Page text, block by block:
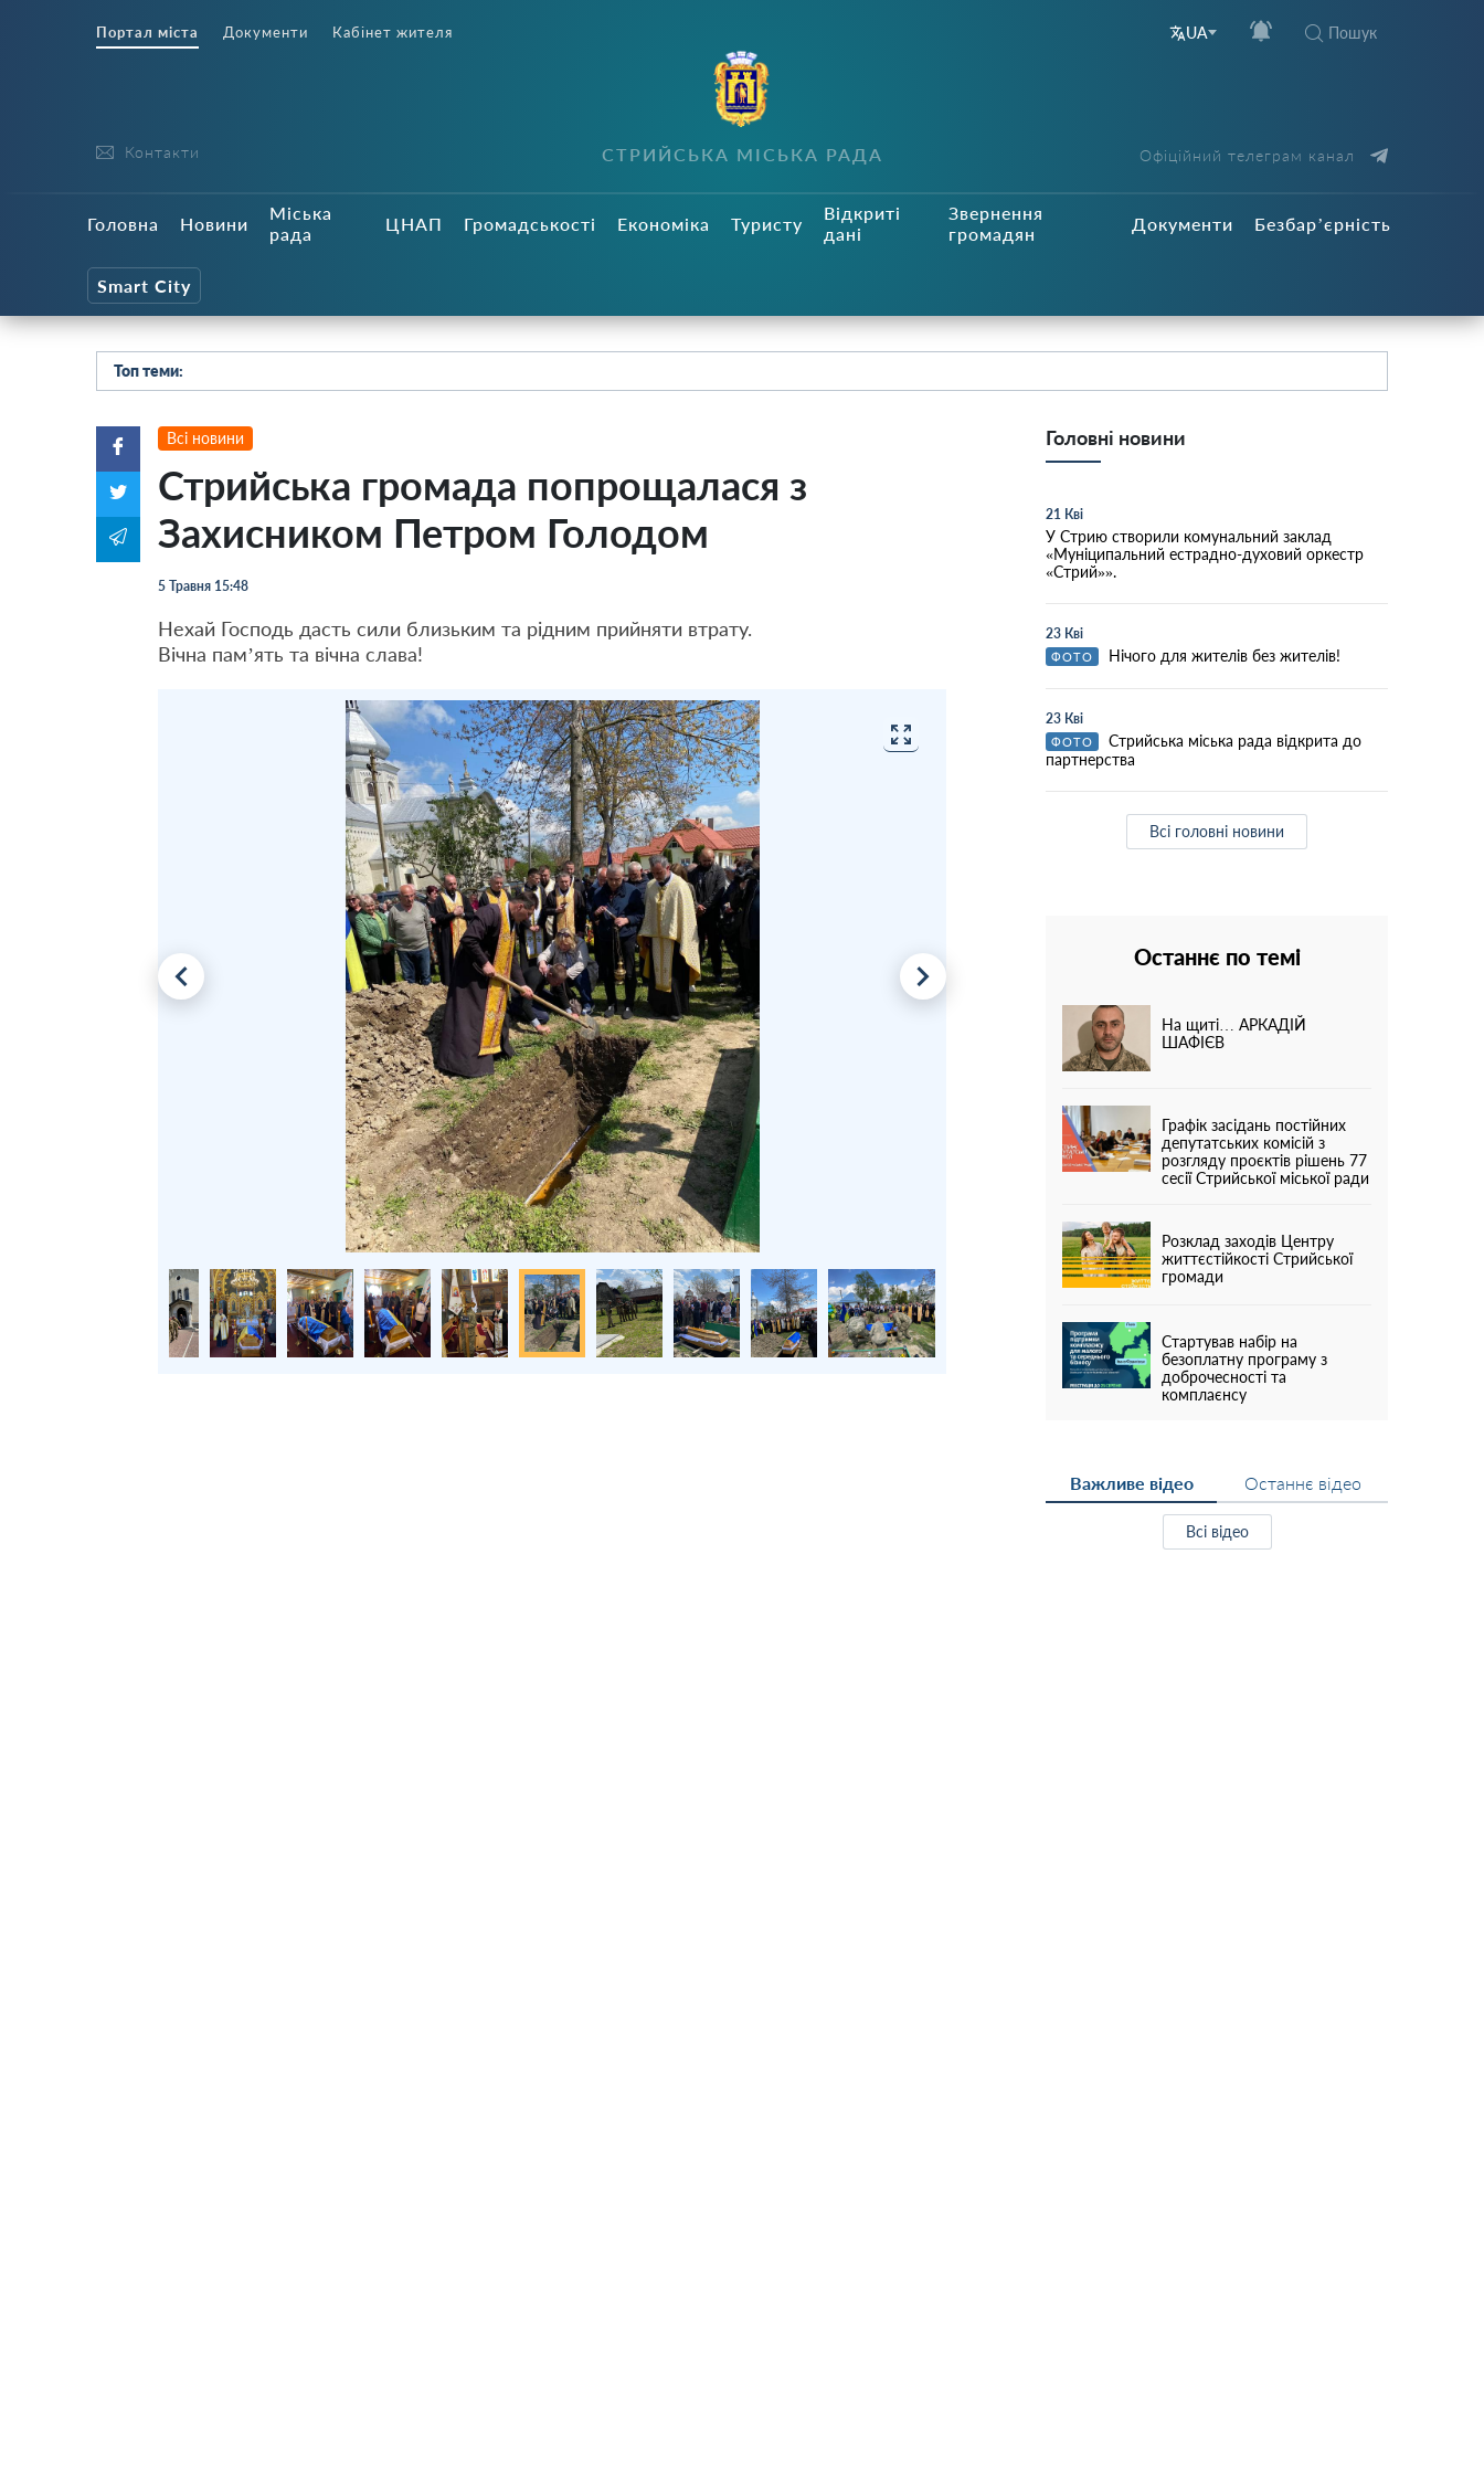
Портал міста Документи Кабінет жителя UA Пошук
Контакти СТРИЙСЬКА МІСЬКА РАДА Офіційний телеграм канал
Головна Новини
Міська
рада
ЦНАП Громадськості Економіка Туристу
Відкриті
дані
Звернення
громадян
Документи Безбар’єрність
Smart City
Топ теми:
Всі новини
Стрийська громада попрощалася з
Захисником Петром Голодом
5 Травня 15:48
Нехай Господь дасть сили близьким та рідним прийняти втрату.
Вічна памʼять та вічна слава!
Головні новини
21 Кві
У Стрию створили комунальний заклад
«Муніципальний естрадно-духовий оркестр
«Стрий»».
23 Кві
ФОТО Нічого для жителів без жителів!
23 Кві
ФОТО
Стрийська міська рада відкрита до
партнерства
Всі головні новини
Останнє по темі
На щиті… АРКАДІЙ
ШАФІЄВ
Графік засідань постійних
депутатських комісій з
розгляду проєктів рішень 77
сесії Стрийської міської ради
Розклад заходів Центру
життєстійкості Стрийської
громади
Стартував набір на
безоплатну програму з
доброчесності та
комплаєнсу
Важливе відео Останнє відео
Всі відео